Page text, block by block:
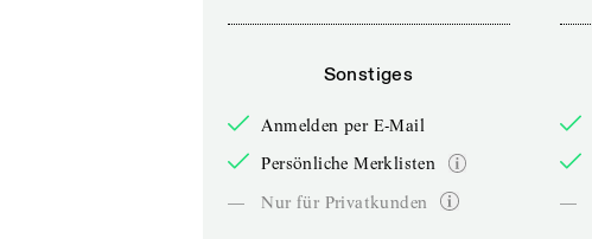
Sonstiges
Anmelden per E-Mail
Persönliche Merklisten
—
Nur für Privatkunden
—